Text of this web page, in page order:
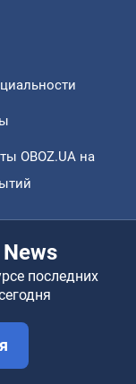
OBOZ.UA на
последних